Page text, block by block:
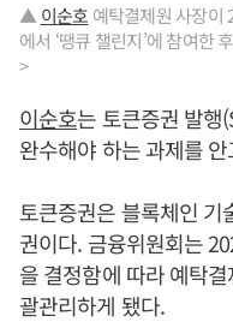
▲ 이순호 예탁결제원 사장이
에서 ‘땡큐 챌린지’에 참여한
>
이순호는 토큰증권 발행
완수해야 하는 과제를
토큰증권은 블록체인 기
권이다. 금융위원회는
을 결정함에 따라 예탁
괄관리하게 됐다.